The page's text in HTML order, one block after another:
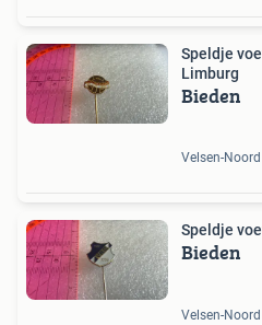
Speldje
Limburg
Bieden
Velsen-Noord
Speldje
Bieden
Velsen-Noord